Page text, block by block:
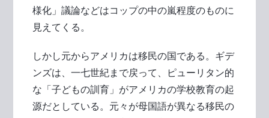
様化」議論などはコップの中の嵐程度のものに
見えてくる。
しかし元からアメリカは移民の国である。ギデ
ンズは、一七世紀まで戻って、ピューリタン的
な「子どもの訓育」がアメリカの学校教育の起
源だとしている。元々が母国語が異なる移民の